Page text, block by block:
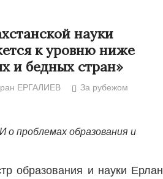
науки
к уровню ниже
и бедных стран»
ЕРГАЛИЕВ
За рубежом
проблемах образования и
образования и науки Ерлан